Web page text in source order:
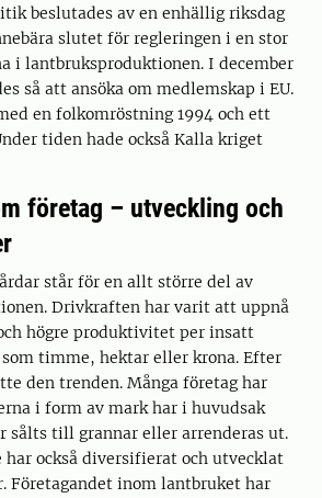
beslutades av en enhällig riksdag
slutet för regleringen i en stor
i lantbruksproduktionen. I december
så att ansöka om medlemskap i EU.
en folkomröstning 1994 och ett
tiden hade också Kalla kriget
företag – utveckling och
står för en allt större del av
Drivkraften har varit att uppnå
högre produktivitet per insatt
timme, hektar eller krona. Efter
den trenden. Många företag har
i form av mark har i huvudsak
sålts till grannar eller arrenderas ut.
har också diversifierat och utvecklat
Företagandet inom lantbruket har